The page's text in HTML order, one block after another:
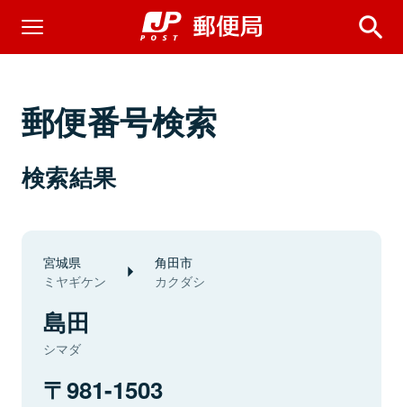
郵便番号検索
検索結果
宮城県
ミヤギケン
角田市
カクダシ
島田
シマダ
981-1503